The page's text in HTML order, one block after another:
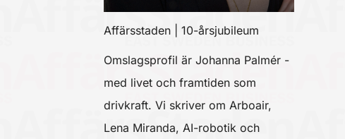
Affärsstaden | 10-årsjubileum
Omslagsprofil är Johanna Palmér -
med livet och framtiden som
drivkraft. Vi skriver om Arboair,
Lena Miranda, AI-robotik och